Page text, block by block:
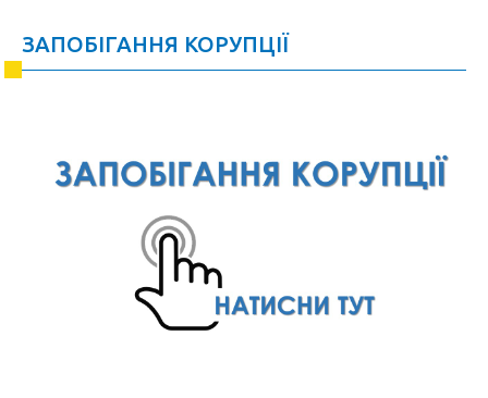
ЗАПОБІГАННЯ КОРУПЦІЇ